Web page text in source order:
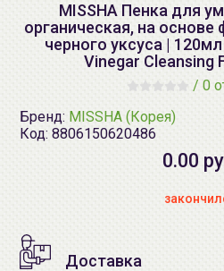
MISSHA Пенка для
органическая, на
черного уксуса |
Vinegar Cleansing
/ 0
Бренд: MISSHA (Корея)
Код: 8806150620486
0.00
Доставка